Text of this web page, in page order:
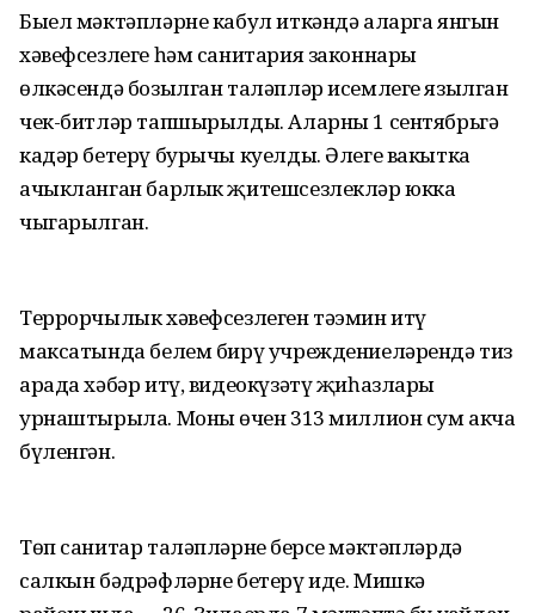
Быел мәктәпләрне кабул иткәндә аларга янгын
хәвефсезлеге һәм санитария законнары
өлкәсендә бозылган таләпләр исемлеге язылган
чек-битләр тапшырылды. Аларны 1 сентябрьгә
кадәр бетерү бурычы куелды. Әлеге вакытка
ачыкланган барлык җитешсезлекләр юкка
чыгарылган.
Террорчылык хәвефсезлеген тәэмин итү
максатында белем бирү учреждениеләрендә тиз
арада хәбәр итү, видеокүзәтү җиһазлары
урнаштырыла. Моның өчен 313 миллион сум акча
бүленгән.
Төп санитар таләпләрнең берсе мәктәпләрдә
салкын бәдрәфләрне бетерү иде. Мишкә